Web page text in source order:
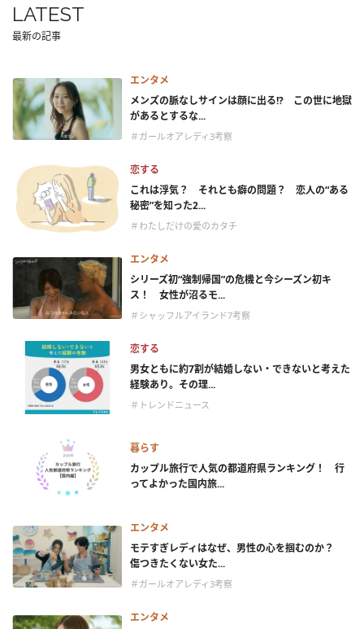
LATEST
最新の記事
エンタメ
メンズの脈なしサインは顔に出る!? この世に地獄
があるとするな...
＃ガールオアレディ3考察
恋する
これは浮気？ それとも癖の問題？ 恋人の“ある
秘密”を知った2...
＃わたしだけの愛のカタチ
エンタメ
シリーズ初“強制帰国”の危機と今シーズン初キ
ス！ 女性が沼るモ...
＃シャッフルアイランド7考察
恋する
男女ともに約7割が結婚しない・できないと考えた
経験あり。その理...
＃トレンドニュース
暮らす
カップル旅行で人気の都道府県ランキング！ 行
ってよかった国内旅...
エンタメ
モテすぎレディはなぜ、男性の心を掴むのか？
傷つきたくない女た...
＃ガールオアレディ3考察
エンタメ